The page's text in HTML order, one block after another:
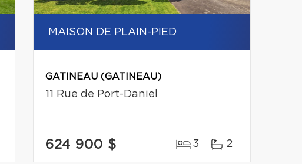
MAISON DE PLAIN-PIED
GATINEAU (GATINEAU)
11 Rue de Port-Daniel
624 900 $ 3 2